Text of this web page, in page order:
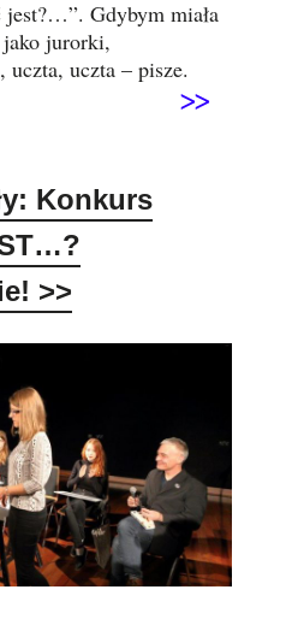
jest?…”. Gdybym miała
jako jurorki,
uczta, uczta – pisze.
>>
Konkurs
>>